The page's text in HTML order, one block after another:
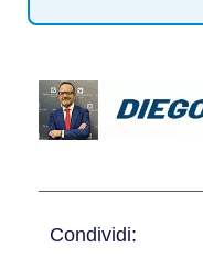
Condividi: